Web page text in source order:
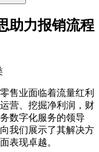
助力报销流程
售业面临着流量红利
营、挖掘净利润，财
数字化服务的领导
我们展示了其解决方
表现卓越。